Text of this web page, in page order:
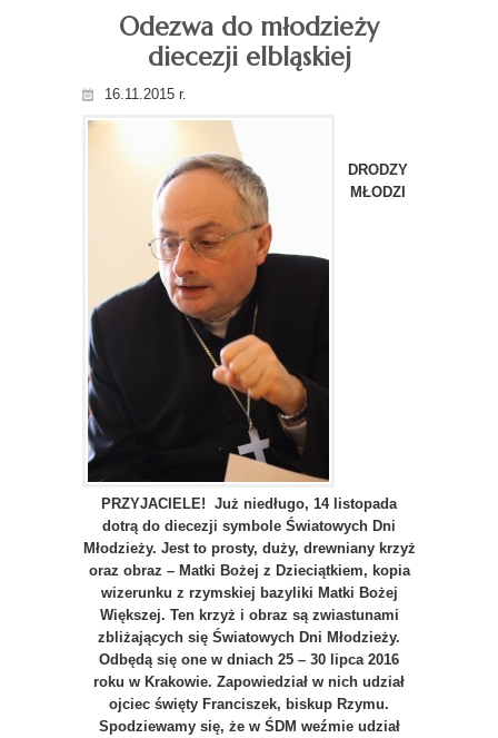
Odezwa do młodzieży
diecezji elbląskiej
16.11.2015 r.
DRODZY
MŁODZI
PRZYJACIELE! Już niedługo, 14 listopada
dotrą do diecezji symbole Światowych Dni
Młodzieży. Jest to prosty, duży, drewniany krzyż
oraz obraz – Matki Bożej z Dzieciątkiem, kopia
wizerunku z rzymskiej bazyliki Matki Bożej
Większej. Ten krzyż i obraz są zwiastunami
zbliżających się Światowych Dni Młodzieży.
Odbędą się one w dniach 25 – 30 lipca 2016
roku w Krakowie. Zapowiedział w nich udział
ojciec święty Franciszek, biskup Rzymu.
Spodziewamy się, że w ŚDM weźmie udział